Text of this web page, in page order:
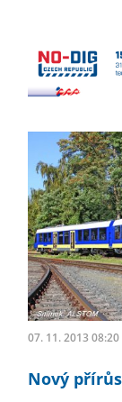
07. 11. 2013 08:20
Nový